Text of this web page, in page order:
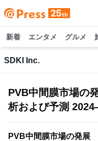
新着 エンタメ グルメ
SDKI Inc.
PVB中間膜市場の
析および予測
PVB中間膜市場の発展